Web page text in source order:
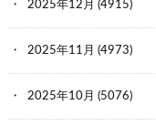
2025年12月 (4915)
2025年11月 (4973)
2025年10月 (5076)